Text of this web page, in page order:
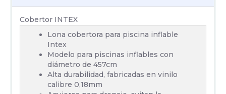
Cobertor INTEX
Lona cobertora para piscina inflable
Intex
Modelo para piscinas inflables con
diámetro de 457cm
Alta durabilidad, fabricadas en vinilo
calibre 0,18mm